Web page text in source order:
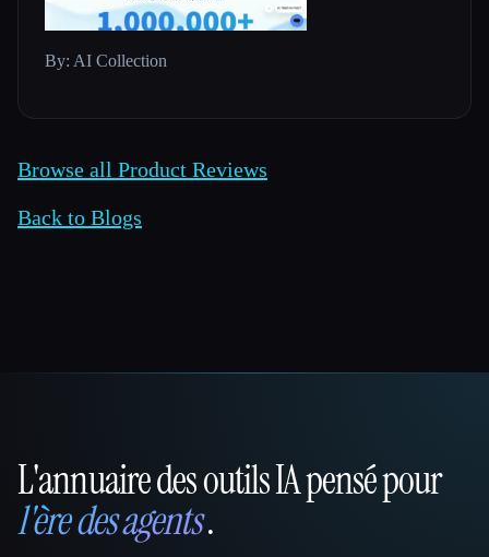
By: AI Collection
Browse all Product Reviews
Back to Blogs
That AI Collection
L'annuaire des outils IA pensé pour
l'ère des agents.